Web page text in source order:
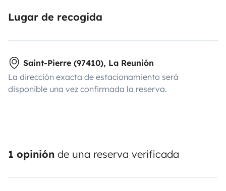
Lugar de recogida
Saint-Pierre (97410), La Reunión
La dirección exacta de estacionamiento será
disponible una vez confirmada la reserva.
1 opinión de una reserva verificada